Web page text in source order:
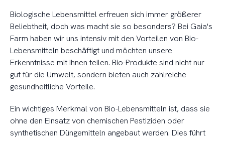
Biologische Lebensmittel erfreuen sich immer größerer
Beliebtheit, doch was macht sie so besonders? Bei Gaia's
Farm haben wir uns intensiv mit den Vorteilen von Bio-
Lebensmitteln beschäftigt und möchten unsere
Erkenntnisse mit Ihnen teilen. Bio-Produkte sind nicht nur
gut für die Umwelt, sondern bieten auch zahlreiche
gesundheitliche Vorteile.
Ein wichtiges Merkmal von Bio-Lebensmitteln ist, dass sie
ohne den Einsatz von chemischen Pestiziden oder
synthetischen Düngemitteln angebaut werden. Dies führt